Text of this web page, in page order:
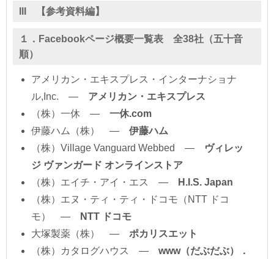
III 【参考資料編】
１．Facebookページ概要一覧表 全38社（五十音
順）
アメリカン・エキスプレス・インターナショナ
ル,Inc. ― アメリカン・エキスプレス
（株）一休 ― 一休.com
伊藤ハム（株） ― 伊藤ハム
（株）Village Vanguard Webbed ―
ヴィレッ
ジ ヴァンガード オンラインストア
（株）エイチ・アイ・エス ―
H.I.S. Japan
（株）エヌ・ティ・ティ・ドコモ（NTT ドコ
モ） ―
NTT ドコモ
大塚製薬（株） ― ポカリスエット
（株）カタログハウス ― www（だぶだぶ）．